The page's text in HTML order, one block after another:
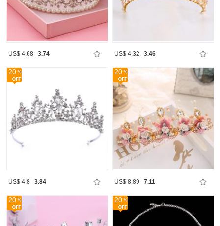
US$ 4.68 3.74 US$ 4.32 3.46
20
US$ 4.8 3.84
20
US$ 8.89 7.11
20 20